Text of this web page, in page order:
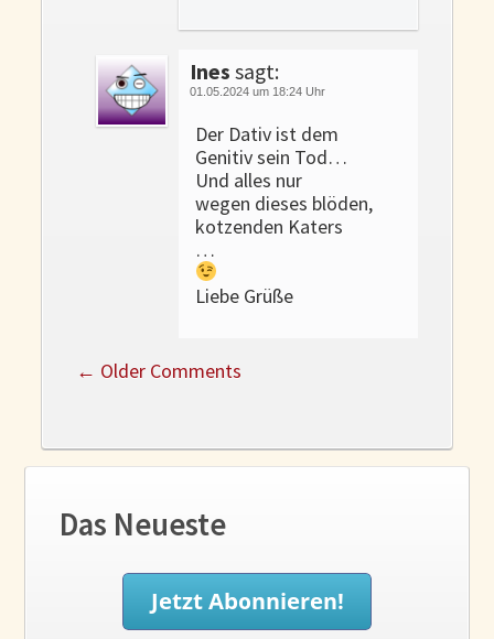
Ines sagt:
01.05.2024 um 18:24 Uhr
Der Dativ ist dem
Genitiv sein Tod…
Und alles nur
wegen dieses blöden,
kotzenden Katers
…
Liebe Grüße
← Older Comments
Das Neueste